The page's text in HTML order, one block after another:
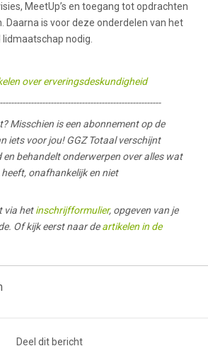
MeetUp’s en toegang tot opdrachten
Daarna is voor deze onderdelen van het
nodig.
over erveringsdeskundigheid
Misschien is een abonnement op de
iets voor jou! GGZ Totaal verschijnt
behandelt onderwerpen over alles wat
onafhankelijk en niet
via hetinschrijfformulier, opgeven van je
Of kijk eerst naar deartikelen in de
Deel dit bericht